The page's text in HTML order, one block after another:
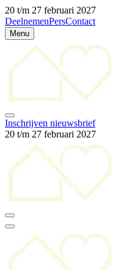
20 t/m 27 februari 2027
DeelnemenPersContact
Menu
Inschrijven nieuwsbrief
20 t/m 27 februari 2027